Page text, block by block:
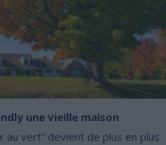
une vieille maison
au vert” devient de plus en plus